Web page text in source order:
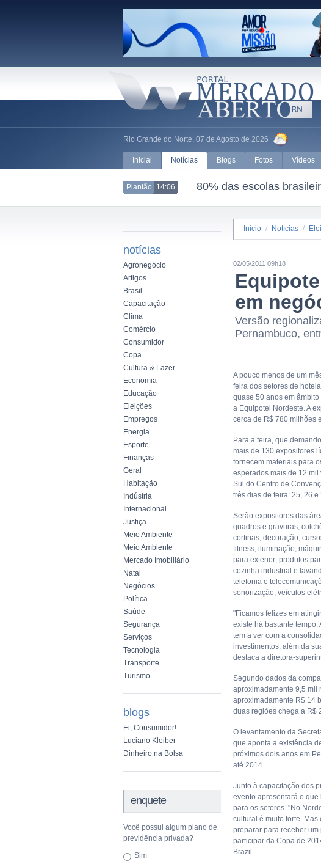
Rio Grande do Norte, 07 de Agosto de 2026
Inicial Notícias Blogs Fotos Vídeos
Plantão 14:06 80% das escolas
notícias
Agronegócio
Artigos
Brasil
Capacitação
Clima
Comércio
Consumidor
Copa
Cultura & Lazer
Economia
Educação
Eleições
Empregos
Energia
Esporte
Finanças
Geral
Habitação
Indústria
Internacional
Justiça
Meio Ambiente
Meio Ambiente
Mercado Imobiliário
Natal
Negócios
Política
Saúde
Segurança
Serviços
Tecnologia
Transporte
Turismo
blogs
Ei, Consumidor!
Luciano Kleiber
Dinheiro na Bolsa
enquete
Você possui algum plano de
previdência privada?
Sim
Início / Notícias /
02/05/2011 09h18
em
Versão
Pernambuco,
A pouco menos de um
feira dos setores de
quase 50 anos em
a Equipotel Nordeste. A
cerca de R$ 780 milhões
Para a feira, que
mais de 130 expositores
fornecem materiais para
esperados mais de 12 mil
Sul do Centro de
três dias de feira: 25, 26 e
Serão expositores das
quadros e gravuras;
cortinas; decoração;
fitness; iluminação;
para exterior; produtos
cozinha industrial e
telefonia e
sonorização; veículos
"Ficamos felizes em
existe há bastante
tem a ver com a
investimentos, além da
destaca a diretora-
Segundo dados da
aproximadamente 9,5 mil
aproximadamente R$ 14
duas regiões chega a R$
O levantamento da
que aponta a existência
próximos dois anos em
até 2014.
Junto à capacitação dos
evento apresentará o
para os setores. "No
cultural é muito forte.
preparar para receber
participar da Copa de
Brazil.